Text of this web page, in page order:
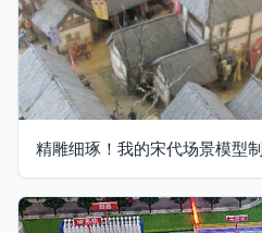
精雕细琢！我的宋代场景模型